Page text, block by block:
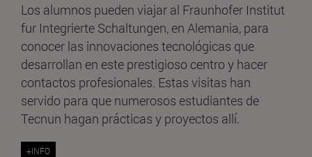
Los alumnos pueden viajar al Fraunhofer Institut
fur Integrierte Schaltungen, en Alemania, para
conocer las innovaciones tecnológicas que
desarrollan en este prestigioso centro y hacer
contactos profesionales. Estas visitas han
servido para que numerosos estudiantes de
Tecnun hagan prácticas y proyectos allí.
+INFO